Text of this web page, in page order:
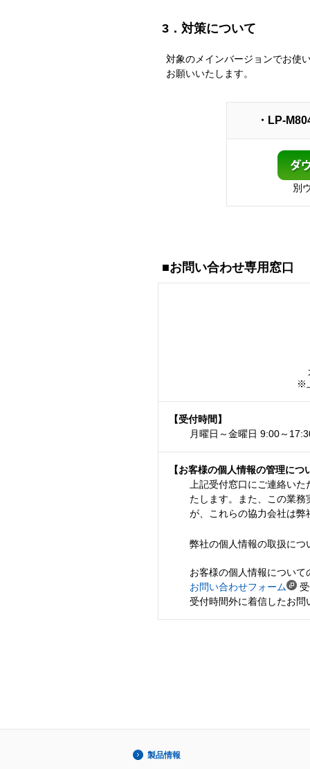
3．対策について
対象のメインバージョンでお使
お願いいたします。
・LP-
別
■お問い合わせ専用窓口
※
【受付時間】
月曜日～金曜日 9:00～
【お客様の個人情報の管理につ
上記受付窓口にご連絡い
たします。また、この業
が、これらの協力会社は
弊社の個人情報の取扱に
お客様の個人情報につい
お問い合わせフォーム
受付時間外に着信したお
製品情報